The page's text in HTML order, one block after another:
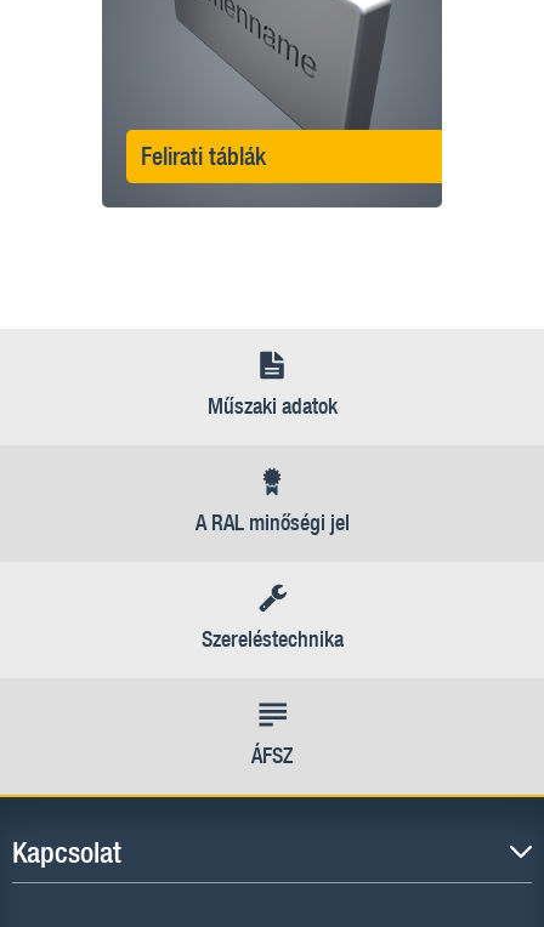
Felirati táblák
Műszaki adatok
A RAL minőségi jel
Szereléstechnika
ÁFSZ
Kapcsolat